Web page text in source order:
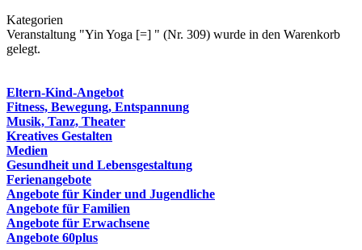
Kategorien
Veranstaltung "Yin Yoga [=] " (Nr. 309) wurde in den Warenkorb
gelegt.
Eltern-Kind-Angebot
Fitness, Bewegung, Entspannung
Musik, Tanz, Theater
Kreatives Gestalten
Medien
Gesundheit und Lebensgestaltung
Ferienangebote
Angebote für Kinder und Jugendliche
Angebote für Familien
Angebote für Erwachsene
Angebote 60plus